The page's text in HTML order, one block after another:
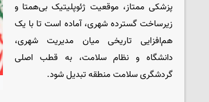
پزشکی ممتاز، موقعیت ژئوپلیتیک بی‌همتا و
زیرساخت گسترده شهری، آماده است تا با یک
هم‌افزایی تاریخی میان مدیریت شهری،
دانشگاه و نظام سلامت، به قطب اصلی
گردشگری سلامت منطقه تبدیل شود.